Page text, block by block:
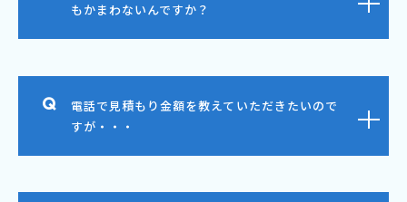
もかまわないんですか？
電話で見積もり金額を教えていただきたいので
すが・・・